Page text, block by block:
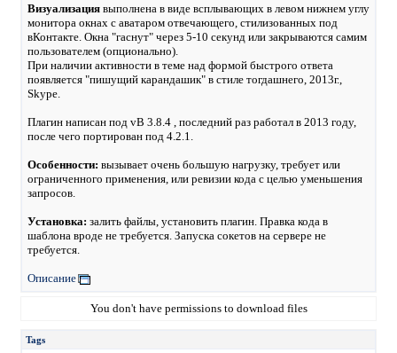
Визуализация выполнена в виде всплывающих в левом нижнем углу
монитора окнах с аватаром отвечающего, стилизованных под
вКонтакте. Окна "гаснут" через 5-10 секунд или закрываются самим
пользователем (опционально).
При наличии активности в теме над формой быстрого ответа
появляется "пишущий карандашик" в стиле тогдашнего, 2013г.,
Skype.
Плагин написан под vB 3.8.4 , последний раз работал в 2013 году,
после чего портирован под 4.2.1.
Особенности: вызывает очень большую нагрузку, требует или
ограниченного применения, или ревизии кода с целью уменьшения
запросов.
Установка: залить файлы, установить плагин. Правка кода в
шаблона вроде не требуется. Запуска сокетов на сервере не
требуется.
Описание
You don't have permissions to download files
Tags